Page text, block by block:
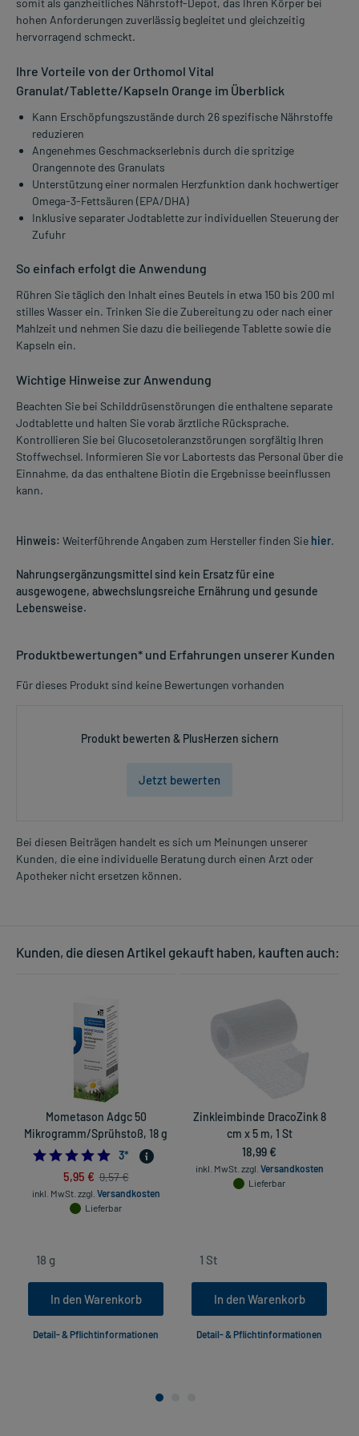
somit als ganzheitliches Nährstoff-Depot, das Ihren Körper bei
hohen Anforderungen zuverlässig begleitet und gleichzeitig
hervorragend schmeckt.
Ihre Vorteile von der Orthomol Vital
Granulat/Tablette/Kapseln Orange im Überblick
Kann Erschöpfungszustände durch 26 spezifische Nährstoffe
reduzieren
Angenehmes Geschmackserlebnis durch die spritzige
Orangennote des Granulats
Unterstützung einer normalen Herzfunktion dank hochwertiger
Omega-3-Fettsäuren (EPA/DHA)
Inklusive separater Jodtablette zur individuellen Steuerung der
Zufuhr
So einfach erfolgt die Anwendung
Rühren Sie täglich den Inhalt eines Beutels in etwa 150 bis 200 ml
stilles Wasser ein. Trinken Sie die Zubereitung zu oder nach einer
Mahlzeit und nehmen Sie dazu die beiliegende Tablette sowie die
Kapseln ein.
Wichtige Hinweise zur Anwendung
Beachten Sie bei Schilddrüsenstörungen die enthaltene separate
Jodtablette und halten Sie vorab ärztliche Rücksprache.
Kontrollieren Sie bei Glucosetoleranzstörungen sorgfältig Ihren
Stoffwechsel. Informieren Sie vor Labortests das Personal über die
Einnahme, da das enthaltene Biotin die Ergebnisse beeinflussen
kann.
Hinweis: Weiterführende Angaben zum Hersteller finden Sie hier.
Nahrungsergänzungsmittel sind kein Ersatz für eine
ausgewogene, abwechslungsreiche Ernährung und gesunde
Lebensweise.
Produktbewertungen* und Erfahrungen unserer Kunden
Für dieses Produkt sind keine Bewertungen vorhanden
Produkt bewerten & PlusHerzen sichern
Jetzt bewerten
Bei diesen Beiträgen handelt es sich um Meinungen unserer
Kunden, die eine individuelle Beratung durch einen Arzt oder
Apotheker nicht ersetzen können.
Kunden, die diesen Artikel gekauft haben, kauften auch:
Mometason Adgc 50
Mikrogramm/Sprühstoß, 18 g
5.0
3*
5,95 € 9,57 €
inkl. MwSt. zzgl. Versandkosten
Lieferbar
In den Warenkorb
Detail- & Pflichtinformationen
Zinkleimbinde DracoZink 8
cm x 5 m, 1 St
18,99 €
inkl. MwSt. zzgl. Versandkosten
Lieferbar
In den Warenkorb
Detail- & Pflichtinformationen